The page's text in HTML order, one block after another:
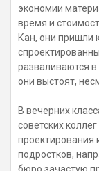
экономии
время и
Кан, они пришли
разваливаются
они выстоят,
В вечерних
советских
проектирования
подростков,